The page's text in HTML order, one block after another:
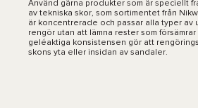
Använd gärna produkter som är speciellt
av tekniska skor, som sortimentet från
är koncentrerade och passar alla typer av
rengör utan att lämna rester som
geléaktiga konsistensen gör att
skons yta eller insidan av sandaler.